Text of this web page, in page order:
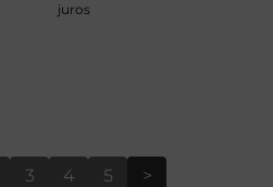
juros
3 4 5 >